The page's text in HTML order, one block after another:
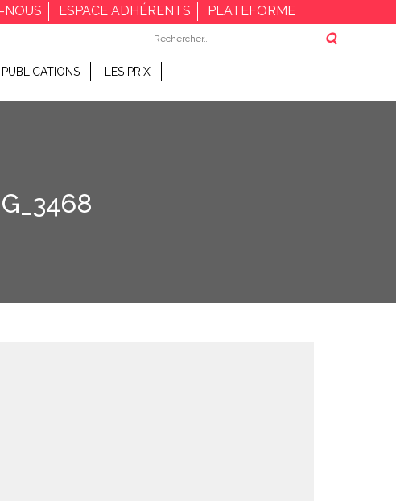
NOUS ESPACE ADHÉRENTS
PLATEFORME
Rechercher :
PUBLICATIONS
LES PRIX